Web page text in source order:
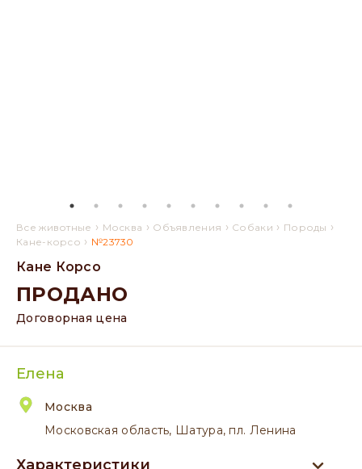
Все животные › Москва › Объявления › Собаки › Породы ›
Кане-корсо › №23730
Кане Корсо
ПРОДАНО
Договорная цена
Елена
Москва
Московская область, Шатура, пл. Ленина
Характеристики